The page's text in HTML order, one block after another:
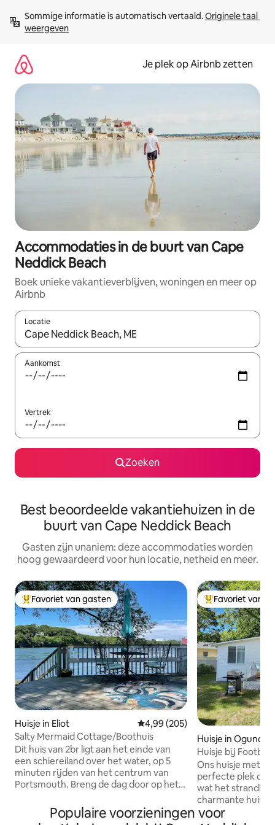
direct
naar
Sommige informatie is automatisch vertaald. Originele taal
weergeven
Je plek op Airbnb zetten
Accommodaties in de buurt van Cape
Neddick Beach
Boek unieke vakantieverblijven, woningen en meer op
Airbnb
Locatie
Wanneer er resultaten beschikbaar zijn, maak je een keuze
Aankomst
Vertrek
Zoeken
Best beoordeelde vakantiehuizen in de
buurt van Cape Neddick Beach
Gasten zijn unaniem: deze accommodaties worden
hoog gewaardeerd voor hun locatie, netheid en meer.
Topfavoriet van gasten
Favoriet van gasten
Huisje in Eliot Gemiddelde beoordeling van
4,99 (205)
Salty Mermaid Cottage/Boothuis
Dit huis van 2br ligt aan het einde van
een schiereiland over het water, op 5
minuten rijden van het centrum van
Portsmouth. Breng de dag door op het
authentieke Maine kreeftenbak,
zwemmen en schatjacht op de kust.
Topfavoriet van
Favoriet van
Huisje in Ogunquit
Huisje bij
Ons huisje met
perfecte plek om
wat het
charmante huisje
minuten lopen
Populaire voorzieningen voor